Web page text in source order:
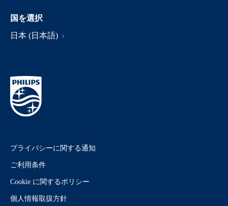
国を選択
日本 (日本語)
プライバシーに関する通知
ご利用条件
Cookie に関するポリシー
個人情報取扱方針